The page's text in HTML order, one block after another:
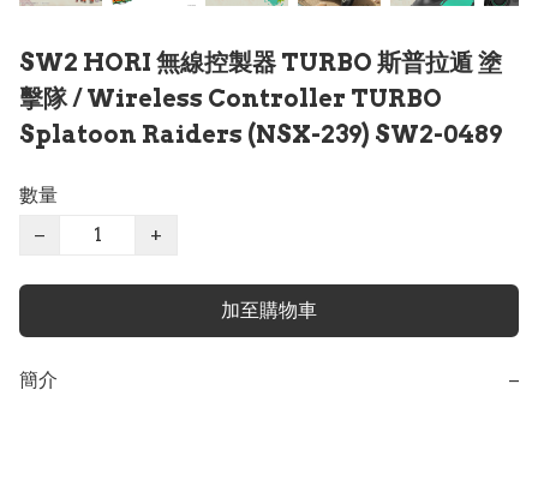
SW2 HORI 無線控製器 TURBO 斯普拉遁 塗
擊隊 / Wireless Controller TURBO
Splatoon Raiders (NSX-239) SW2-0489
數量
−
+
加至購物車
簡介 −